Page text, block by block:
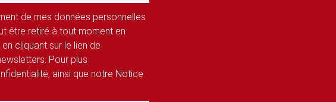
de mes données personnelles
être retiré à tout moment en
cliquant sur le lien de
Pour plus
ainsi que notre Notice